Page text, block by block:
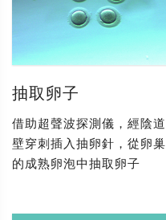
抽取卵子
借助超聲波探測儀，經陰道
壁穿刺插入抽卵針，從卵巢
的成熟卵泡中抽取卵子